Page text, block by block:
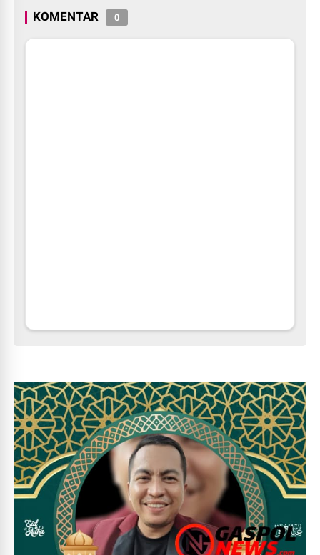
Policing Jelang HUT RI Ke-
KOMENTAR 0